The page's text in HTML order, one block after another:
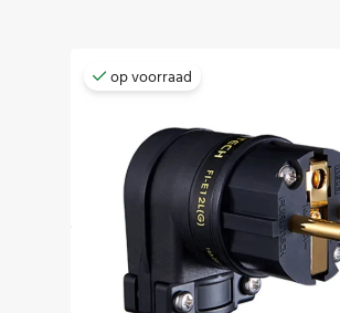
op voorraad